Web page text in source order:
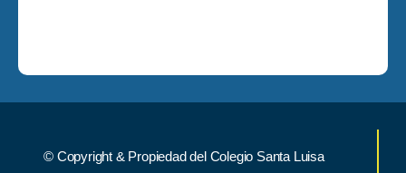
© Copyright & Propiedad del Colegio Santa Luisa